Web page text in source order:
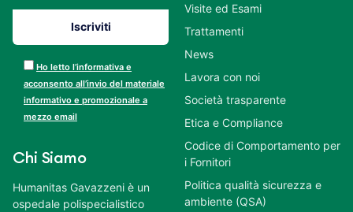
Ho letto l’informativa e
acconsento all’invio del materiale
informativo e promozionale a
mezzo email
Chi Siamo
Humanitas Gavazzeni è un
ospedale polispecialistico
Visite ed Esami
Trattamenti
News
Lavora con noi
Società trasparente
Etica e Compliance
Codice di Comportamento per
i Fornitori
Politica qualità sicurezza e
ambiente (QSA)